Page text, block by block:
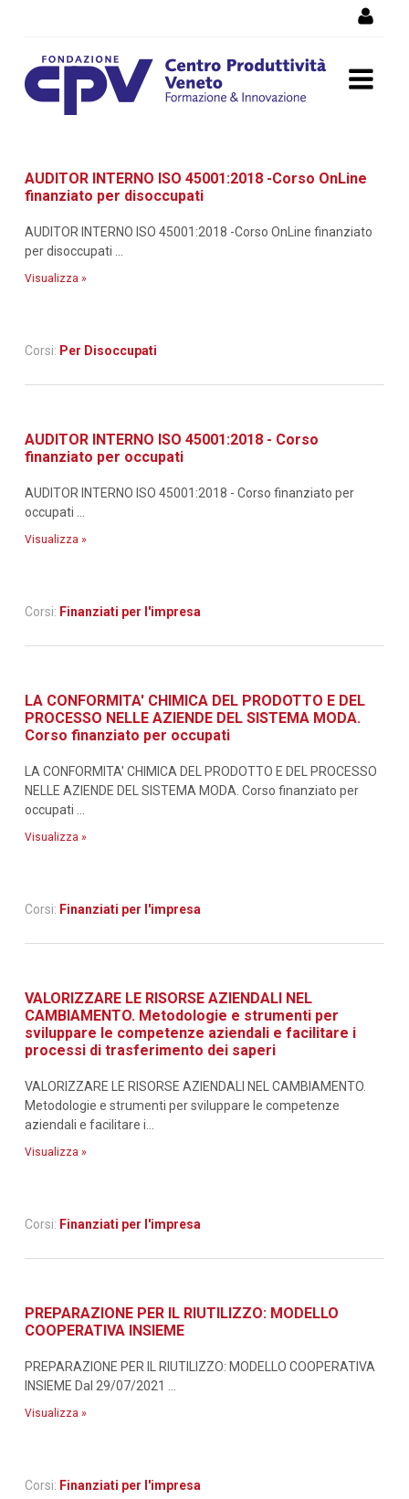
formazione
AUDITOR INTERNO ISO 45001:2018 -Corso OnLine
finanziato per disoccupati
AUDITOR INTERNO ISO 45001:2018 -Corso OnLine finanziato
per disoccupati ...
Visualizza »
Corsi: Per Disoccupati
AUDITOR INTERNO ISO 45001:2018 - Corso
finanziato per occupati
AUDITOR INTERNO ISO 45001:2018 - Corso finanziato per
occupati ...
Visualizza »
Corsi: Finanziati per l'impresa
LA CONFORMITA' CHIMICA DEL PRODOTTO E DEL
PROCESSO NELLE AZIENDE DEL SISTEMA MODA.
Corso finanziato per occupati
LA CONFORMITA' CHIMICA DEL PRODOTTO E DEL PROCESSO
NELLE AZIENDE DEL SISTEMA MODA. Corso finanziato per
occupati ...
Visualizza »
Corsi: Finanziati per l'impresa
VALORIZZARE LE RISORSE AZIENDALI NEL
CAMBIAMENTO. Metodologie e strumenti per
sviluppare le competenze aziendali e facilitare i
processi di trasferimento dei saperi
VALORIZZARE LE RISORSE AZIENDALI NEL CAMBIAMENTO.
Metodologie e strumenti per sviluppare le competenze
aziendali e facilitare i...
Visualizza »
Corsi: Finanziati per l'impresa
PREPARAZIONE PER IL RIUTILIZZO: MODELLO
COOPERATIVA INSIEME
PREPARAZIONE PER IL RIUTILIZZO: MODELLO COOPERATIVA
INSIEME Dal 29/07/2021 ...
Visualizza »
Corsi: Finanziati per l'impresa